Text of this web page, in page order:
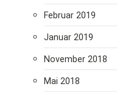
Februar 2019
Januar 2019
November 2018
Mai 2018